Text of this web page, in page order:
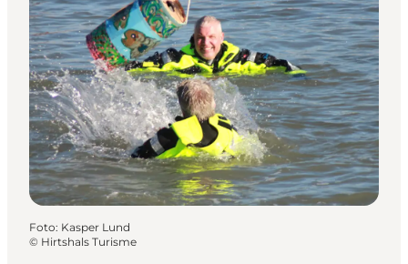
Foto: Kasper Lund
© Hirtshals Turisme